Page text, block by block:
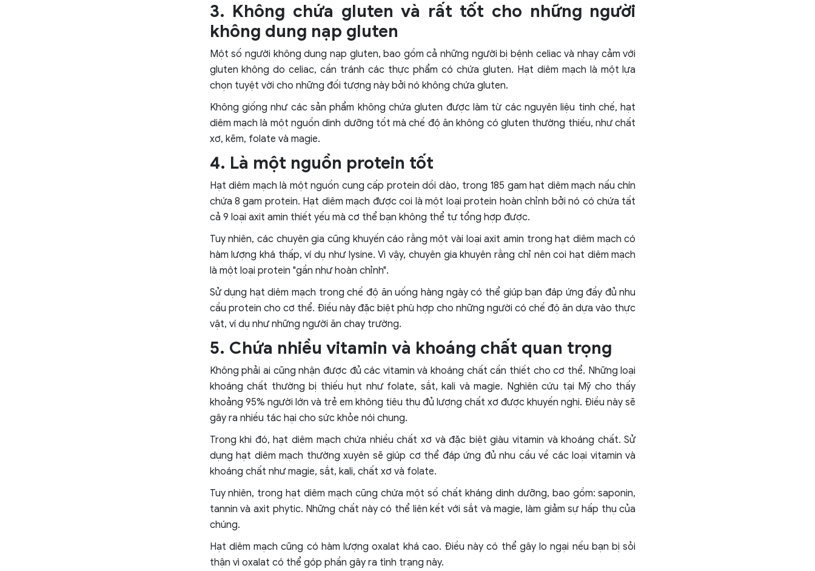
3. Không chứa gluten và rất tốt cho những người
không dung nạp gluten
Một số người không dung nạp gluten, bao gồm cả những người bị bệnh celiac và nhạy cảm với
gluten không do celiac, cần tránh các thực phẩm có chứa gluten. Hạt diêm mạch là một lựa
chọn tuyệt vời cho những đối tượng này bởi nó không chứa gluten.
Không giống như các sản phẩm không chứa gluten được làm từ các nguyên liệu tinh chế, hạt
diêm mạch là một nguồn dinh dưỡng tốt mà chế độ ăn không có gluten thường thiếu, như chất
xơ, kẽm, folate và magie.
4. Là một nguồn protein tốt
Hạt diêm mạch là một nguồn cung cấp protein dồi dào, trong 185 gam hạt diêm mạch nấu chín
chứa 8 gam protein. Hạt diêm mạch được coi là một loại protein hoàn chỉnh bởi nó có chứa tất
cả 9 loại axit amin thiết yếu mà cơ thể bạn không thể tự tổng hợp được.
Tuy nhiên, các chuyên gia cũng khuyến cáo rằng một vài loại axit amin trong hạt diêm mạch có
hàm lượng khá thấp, ví dụ như lysine. Vì vậy, chuyên gia khuyên rằng chỉ nên coi hạt diêm mạch
là một loại protein "gần như hoàn chỉnh".
Sử dụng hạt diêm mạch trong chế độ ăn uống hàng ngày có thể giúp bạn đáp ứng đầy đủ nhu
cầu protein cho cơ thể. Điều này đặc biệt phù hợp cho những người có chế độ ăn dựa vào thực
vật, ví dụ như những người ăn chay trường.
5. Chứa nhiều vitamin và khoáng chất quan trọng
Không phải ai cũng nhận được đủ các vitamin và khoáng chất cần thiết cho cơ thể. Những loại
khoáng chất thường bị thiếu hụt như folate, sắt, kali và magie. Nghiên cứu tại Mỹ cho thấy
khoảng 95% người lớn và trẻ em không tiêu thụ đủ lượng chất xơ được khuyến nghị. Điều này sẽ
gây ra nhiều tác hại cho sức khỏe nói chung.
Trong khi đó, hạt diêm mạch chứa nhiều chất xơ và đặc biệt giàu vitamin và khoáng chất. Sử
dụng hạt diêm mạch thường xuyên sẽ giúp cơ thể đáp ứng đủ nhu cầu về các loại vitamin và
khoáng chất như magie, sắt, kali, chất xơ và folate.
Tuy nhiên, trong hạt diêm mạch cũng chứa một số chất kháng dinh dưỡng, bao gồm: saponin,
tannin và axit phytic. Những chất này có thể liên kết với sắt và magie, làm giảm sự hấp thụ của
chúng.
Hạt diêm mạch cũng có hàm lượng oxalat khá cao. Điều này có thể gây lo ngại nếu bạn bị sỏi
thận vì oxalat có thể góp phần gây ra tình trạng này.